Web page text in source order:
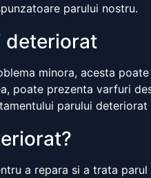
parului nostru.
deteriorat
minora, acesta
poate prezenta varfuri
parului
a repara si a trata